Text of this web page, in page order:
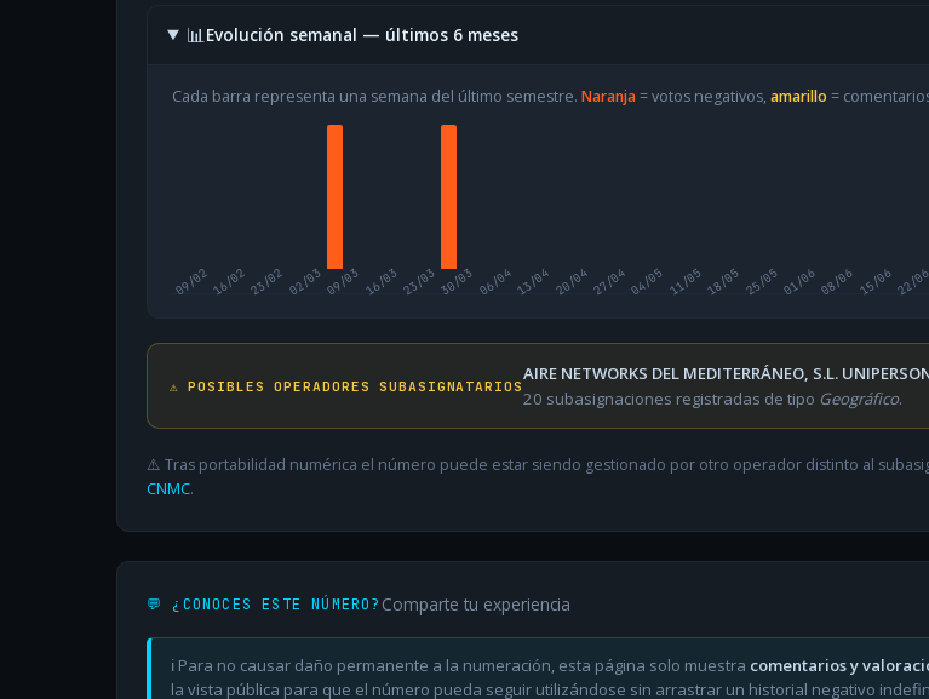
📊Evolución semanal — últimos 6 meses
Cada barra representa una semana del último semestre. Naranja= votos negativos, amarillo =
09/0216/0223/02 02/03 09/03 16/03 23/03 30/03 06/0413/04 20/0427/0404/05 11/0518/05 25/0501/0608/06 15/0622/06
⚠️ POSIBLES OPERADORES SUBASIGNATARIOS
AIRE NETWORKS DEL MEDITERRÁNEO, S.L.
20 subasignaciones registradas de tipo Geográfico.
⚠️ Tras portabilidad numérica el número puede estar siendo gestionado por otro operador distinto al
CNMC.
💬 ¿CONOCES ESTE NÚMERO? Comparte tu experiencia
ℹ️ Para no causar daño permanente a la numeración, esta página solo muestra comentarios y
la vista pública para que el número pueda seguir utilizándose sin arrastrar un historial negativo